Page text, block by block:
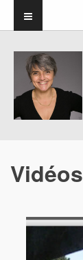
Vidéos